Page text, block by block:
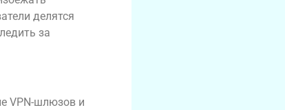
делятся
за
VPN-шлюзов и